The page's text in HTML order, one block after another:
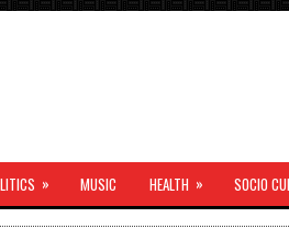
» MUSIC HEALTH » SOCIO